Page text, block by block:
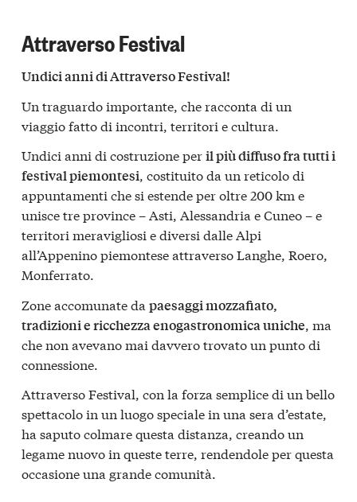
Attraverso Festival
Undici anni di Attraverso Festival!
Un traguardo importante, che racconta di un
viaggio fatto di incontri, territori e cultura.
Undici anni di costruzione peril più diffuso fra tutti i
festival piemontesi, costituito da un reticolo di
appuntamenti che si estende per oltre 200 km e
unisce tre province – Asti, Alessandria e Cuneo – e
territori meravigliosi e diversi dalle Alpi
all’Appenino piemontese attraverso Langhe, Roero,
Monferrato.
Zone accomunate da paesaggi mozzafiato,
tradizioni e ricchezza enogastronomica uniche, ma
che non avevano mai davvero trovato un punto di
connessione.
Attraverso Festival, con la forza semplice di un bello
spettacolo in un luogo speciale in una sera d’estate,
ha saputo colmare questa distanza, creando un
legame nuovo in queste terre, rendendole per questa
occasione una grande comunità.